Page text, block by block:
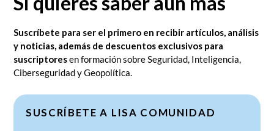
Suscríbete para ser el primero en recibir artículos, análisis
y noticias, además de descuentos exclusivos para
suscriptoresen formación sobre Seguridad, Inteligencia,
Ciberseguridad y Geopolítica.
SUSCRÍBETE A LISA COMUNIDAD